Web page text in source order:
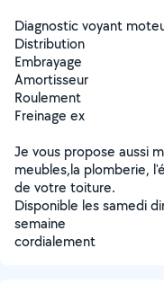
Diagnostic voyant
Distribution
Embrayage
Amortisseur
Roulement
Freinage ex
Je vous propose aussi
meubles,la plomberie,
de votre toiture.
Disponible les samedi
semaine
cordialement